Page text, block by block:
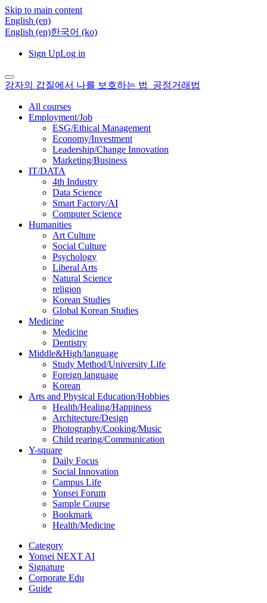
Skip to main content
English ‎(en)‎
English ‎(en)‎한국어 ‎(ko)‎
Sign UpLog in
강자의 갑질에서 나를 보호하는 법_공정거래법
All courses
Employment/Job
ESG/Ethical Management
Economy/Investment
Leadership/Change Innovation
Marketing/Business
IT/DATA
4th Industry
Data Science
Smart Factory/AI
Computer Science
Humanities
Art Culture
Social Culture
Psychology
Liberal Arts
Natural Science
religion
Korean Studies
Global Korean Studies
Medicine
Medicine
Dentistry
Middle&High/language
Study Method/University Life
Foreign language
Korean
Arts and Physical Education/Hobbies
Health/Healing/Happiness
Architecture/Design
Photography/Cooking/Music
Child rearing/Communication
Y-square
Daily Focus
Social Innovation
Campus Life
Yonsei Forum
Sample Course
Bookmark
Health/Medicine
Category
Yonsei NEXT AI
Signature
Corporate Edu
Guide